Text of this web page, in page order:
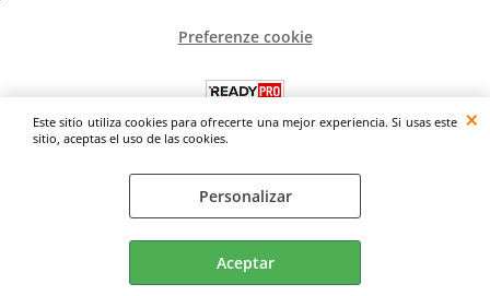
Este sitio utiliza cookies para ofrecerte una mejor experiencia. Si usas este
sitio, aceptas el uso de las cookies.
Personalizar
Aceptar
Preferenze cookie